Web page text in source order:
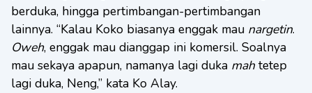
berduka, hingga pertimbangan-pertimbangan
lainnya. “Kalau Koko biasanya enggak mau nargetin.
Oweh, enggak mau dianggap ini komersil. Soalnya
mau sekaya apapun, namanya lagi duka mahtetep
lagi duka, Neng,” kata Ko Alay.